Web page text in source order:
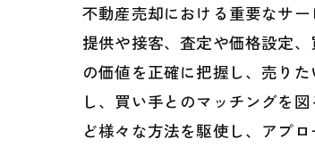
不動産売却における重要なサ
提供や接客、査定や価格設定
の価値を正確に把握し、売り
し、買い手とのマッチングを
ど様々な方法を駆使し、アプ